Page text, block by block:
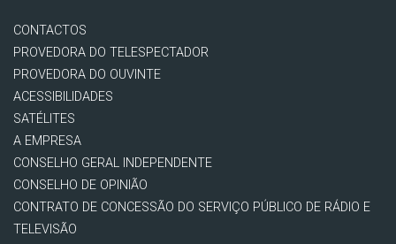
CONTACTOS
PROVEDORA DO TELESPECTADOR
PROVEDORA DO OUVINTE
ACESSIBILIDADES
SATÉLITES
A EMPRESA
CONSELHO GERAL INDEPENDENTE
CONSELHO DE OPINIÃO
CONTRATO DE CONCESSÃO DO SERVIÇO PÚBLICO DE RÁDIO E
TELEVISÃO